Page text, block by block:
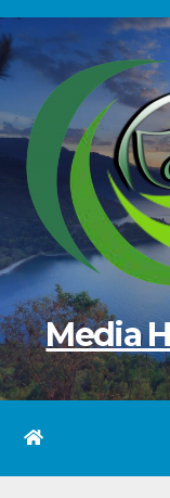
Skip
to
content
Media